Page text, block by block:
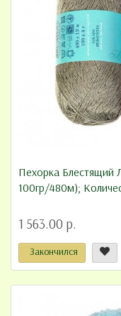
Пехорка Блестящий
100гр/480м);
1 563.00 р.
Закончился